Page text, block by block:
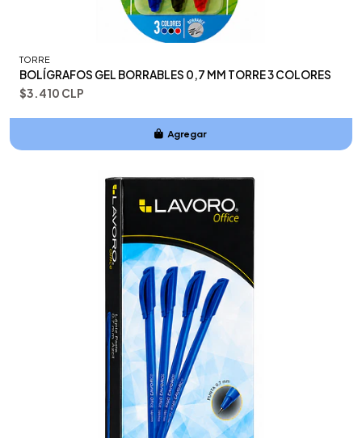
TORRE
BOLÍGRAFOS GEL BORRABLES 0,7 MM TORRE 3 COLORES
$3.410 CLP
Agregar